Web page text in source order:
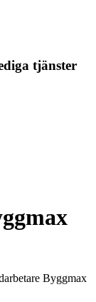
tjänster
Byggmax